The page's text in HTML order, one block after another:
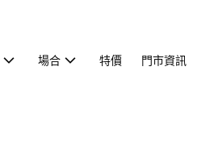
場合 特價 門市資訊